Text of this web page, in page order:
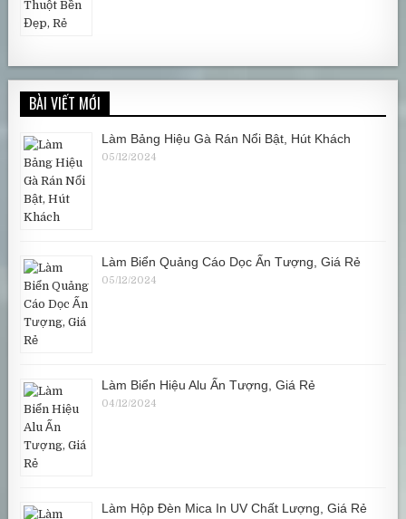
BÀI VIẾT MỚI
Làm Bảng Hiệu Gà Rán Nổi Bật, Hút Khách
05/12/2024
Làm Biển Quảng Cáo Dọc Ấn Tượng, Giá Rẻ
05/12/2024
Làm Biển Hiệu Alu Ấn Tượng, Giá Rẻ
04/12/2024
Làm Hộp Đèn Mica In UV Chất Lượng, Giá Rẻ